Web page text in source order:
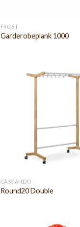
FROST
Garderobeplank 1000
CASCANDO
Round20 Double